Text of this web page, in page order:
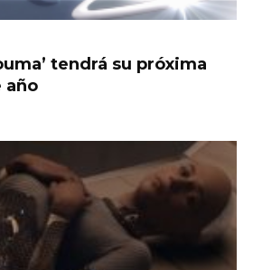
tendrá su próxima
año